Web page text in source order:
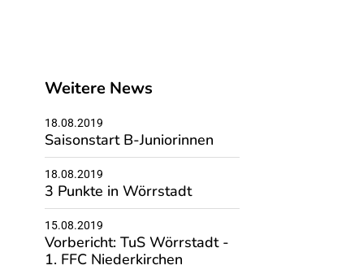
Weitere News
18.08.2019
Saisonstart B-Juniorinnen
18.08.2019
3 Punkte in Wörrstadt
15.08.2019
Vorbericht: TuS Wörrstadt -
1. FFC Niederkirchen